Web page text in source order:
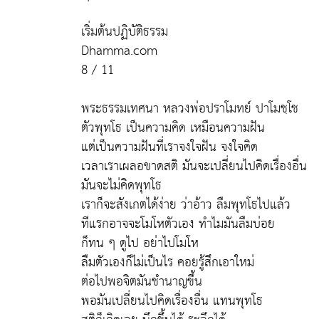
เริ่มต้นปฏิบัติธรรม
Dhamma.com
8 / 11
พระธรรมเทศนา หลวงพ่อปราโมทย์ ปาโมชฺโช
ตัวพุทโธ เป็นความคิด เหมือนความฝัน
แต่เป็นความฝันที่เราจงใจฝัน จงใจคิด
เวลาเราเผลอขาดสติ มันจะเปลี่ยนไปคิดเรื่องอื่น
มันจะไม่คิดพุทโธ
เราก็จะสังเกตได้ง่าย ว่าอ้าว ลืมพุทโธไปแล้ว
ทีแรกอาจจะโมโหตัวเอง ทำไมมันลืมบ่อย
ก็ทน ๆ ดูไป อย่าไปโมโห
ลืมตัวเองก็ไม่เป็นไร คอยรู้สึกเอาใหม่
ต่อไปพอจิตมันชำนาญขึ้น
พอมันเปลี่ยนไปคิดเรื่องอื่น แทนพุทโธ